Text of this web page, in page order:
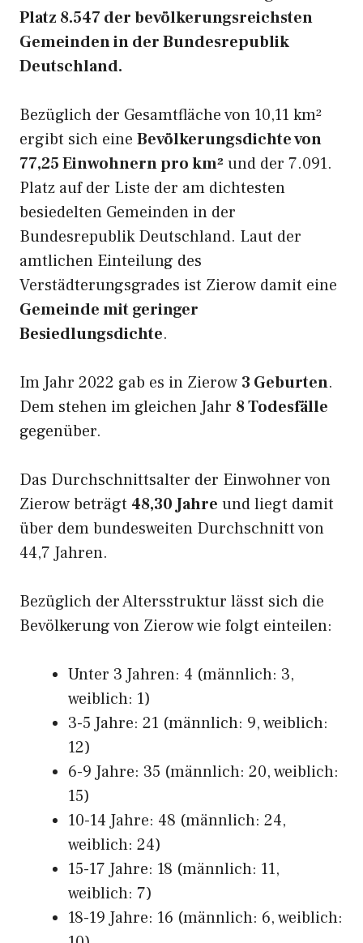
Platz 8.547 der bevölkerungsreichsten
Gemeinden in der Bundesrepublik
Deutschland.
Bezüglich der Gesamtfläche von 10,11 km²
ergibt sich eine Bevölkerungsdichte von
77,25 Einwohnern pro km² und der 7.091.
Platz auf der Liste der am dichtesten
besiedelten Gemeinden in der
Bundesrepublik Deutschland. Laut der
amtlichen Einteilung des
Verstädterungsgrades ist Zierow damit eine
Gemeinde mit geringer
Besiedlungsdichte.
Im Jahr 2022 gab es in Zierow 3 Geburten.
Dem stehen im gleichen Jahr 8 Todesfälle
gegenüber.
Das Durchschnittsalter der Einwohner von
Zierow beträgt 48,30 Jahre und liegt damit
über dem bundesweiten Durchschnitt von
44,7 Jahren.
Bezüglich der Altersstruktur lässt sich die
Bevölkerung von Zierow wie folgt einteilen:
Unter 3 Jahren: 4 (männlich: 3,
weiblich: 1)
3-5 Jahre: 21 (männlich: 9, weiblich:
12)
6-9 Jahre: 35 (männlich: 20, weiblich:
15)
10-14 Jahre: 48 (männlich: 24,
weiblich: 24)
15-17 Jahre: 18 (männlich: 11,
weiblich: 7)
18-19 Jahre: 16 (männlich: 6, weiblich: